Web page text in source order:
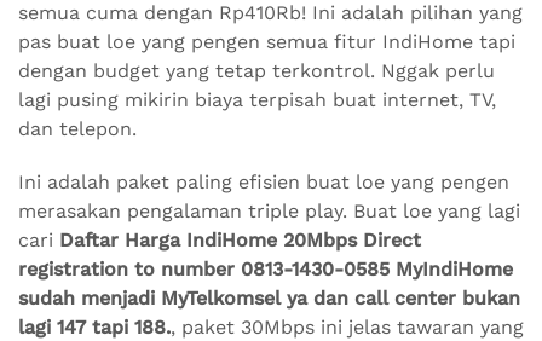
semua cuma dengan Rp410Rb! Ini adalah pilihan yang
pas buat loe yang pengen semua fitur IndiHome tapi
dengan budget yang tetap terkontrol. Nggak perlu
lagi pusing mikirin biaya terpisah buat internet, TV,
dan telepon.
Ini adalah paket paling efisien buat loe yang pengen
merasakan pengalaman triple play. Buat loe yang lagi
cari Daftar Harga IndiHome 20Mbps Direct
registration to number 0813-1430-0585 MyIndiHome
sudah menjadi MyTelkomsel ya dan call center bukan
lagi 147 tapi 188., paket 30Mbps ini jelas tawaran yang